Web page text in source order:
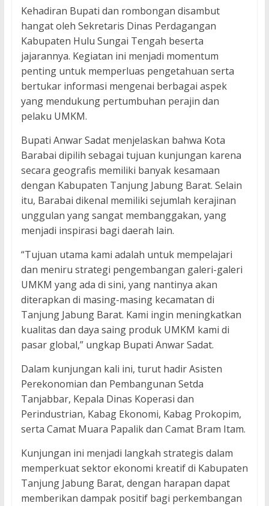
Kehadiran Bupati dan rombongan disambut
hangat oleh Sekretaris Dinas Perdagangan
Kabupaten Hulu Sungai Tengah beserta
jajarannya. Kegiatan ini menjadi momentum
penting untuk memperluas pengetahuan serta
bertukar informasi mengenai berbagai aspek
yang mendukung pertumbuhan perajin dan
pelaku UMKM.
Bupati Anwar Sadat menjelaskan bahwa Kota
Barabai dipilih sebagai tujuan kunjungan karena
secara geografis memiliki banyak kesamaan
dengan Kabupaten Tanjung Jabung Barat. Selain
itu, Barabai dikenal memiliki sejumlah kerajinan
unggulan yang sangat membanggakan, yang
menjadi inspirasi bagi daerah lain.
“Tujuan utama kami adalah untuk mempelajari
dan meniru strategi pengembangan galeri-galeri
UMKM yang ada di sini, yang nantinya akan
diterapkan di masing-masing kecamatan di
Tanjung Jabung Barat. Kami ingin meningkatkan
kualitas dan daya saing produk UMKM kami di
pasar global,” ungkap Bupati Anwar Sadat.
Dalam kunjungan kali ini, turut hadir Asisten
Perekonomian dan Pembangunan Setda
Tanjabbar, Kepala Dinas Koperasi dan
Perindustrian, Kabag Ekonomi, Kabag Prokopim,
serta Camat Muara Papalik dan Camat Bram Itam.
Kunjungan ini menjadi langkah strategis dalam
memperkuat sektor ekonomi kreatif di Kabupaten
Tanjung Jabung Barat, dengan harapan dapat
memberikan dampak positif bagi perkembangan